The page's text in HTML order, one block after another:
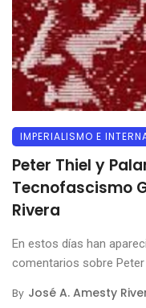
IMPERIALISMO E
Peter Thiel y
Tecnofascismo
Rivera
En estos días han
comentarios sobre Peter
By José A. Amesty